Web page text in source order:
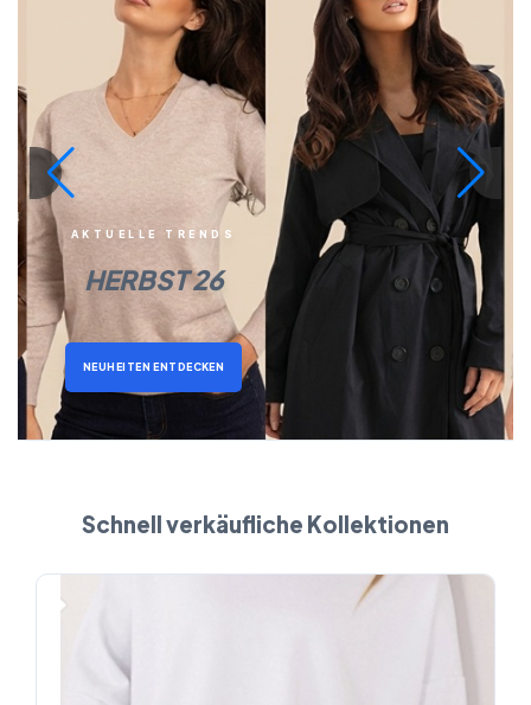
AKTUELLE TRENDS
HERBST 26
NEUHEITEN ENTDECKEN
Schnell verkäufliche Kollektionen